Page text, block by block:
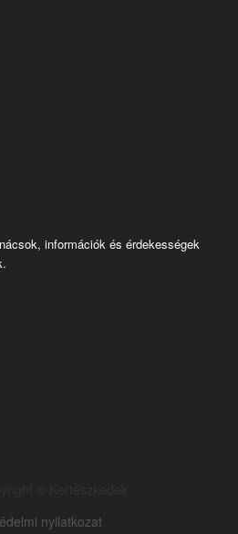
információk és érdekességek
nyilatkozat